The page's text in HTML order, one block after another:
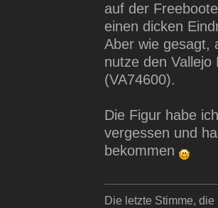
auf der
einen dicken
Aber wie gesagt,
nutze den
(VA74600).
Die Figur habe
vergessen und
bekommen
Die letzte Stimme,